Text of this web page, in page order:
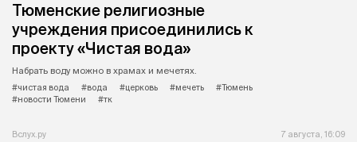
Тюменские религиозные
учреждения присоединились к
проекту «Чистая вода»
Набрать воду можно в храмах и мечетях.
#чистая вода
#вода #церковь #мечеть
#Тюмень
#новости Тюмени
#тк
Вслух.ру 7 августа, 16:09